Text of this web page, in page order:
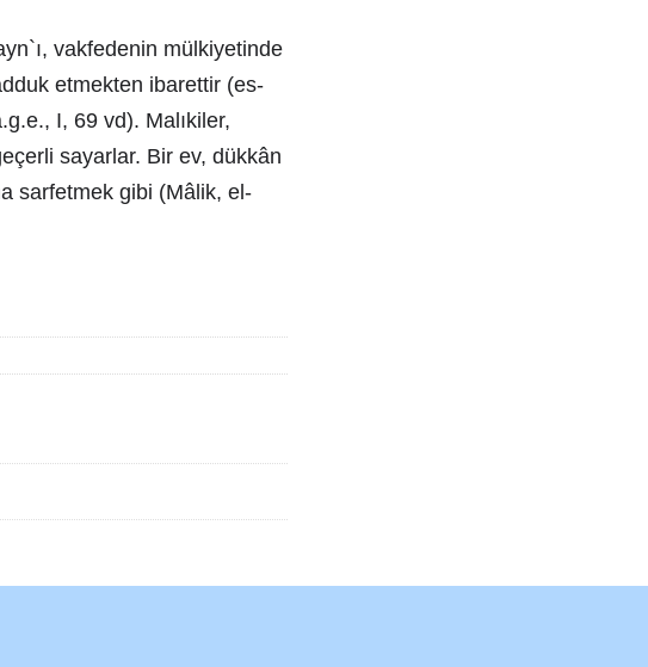
vakfedenin mülkiyetinde
etmekten ibarettir (es-
I, 69 vd). Malıkiler,
sayarlar. Bir ev, dükkân
sarfetmek gibi (Mâlik, el-